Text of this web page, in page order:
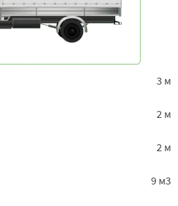
3 м
2 м
2 м
9 м3